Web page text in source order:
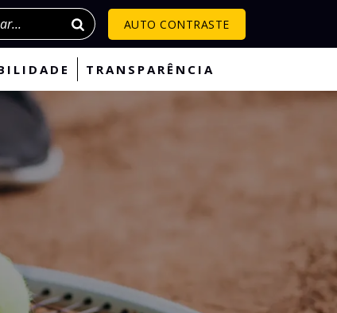
AUTO CONTRASTE
TRANSPARÊNCIA